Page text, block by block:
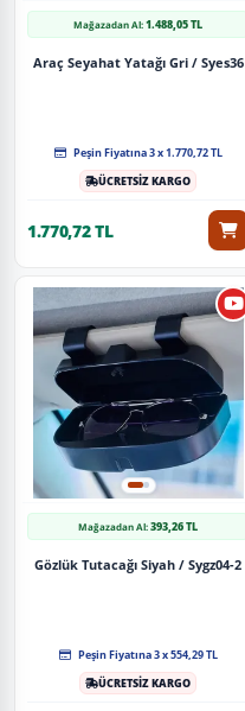
Mağazadan Al:1.488,05 TL
Araç Seyahat Yatağı Gri / Syes36
Peşin Fiyatına 3 x 1.770,72 TL
ÜCRETSİZ KARGO
1.770,72 TL
Mağazadan Al:393,26 TL
Gözlük Tutacağı Siyah / Sygz04-2
Peşin Fiyatına 3 x 554,29 TL
ÜCRETSİZ KARGO